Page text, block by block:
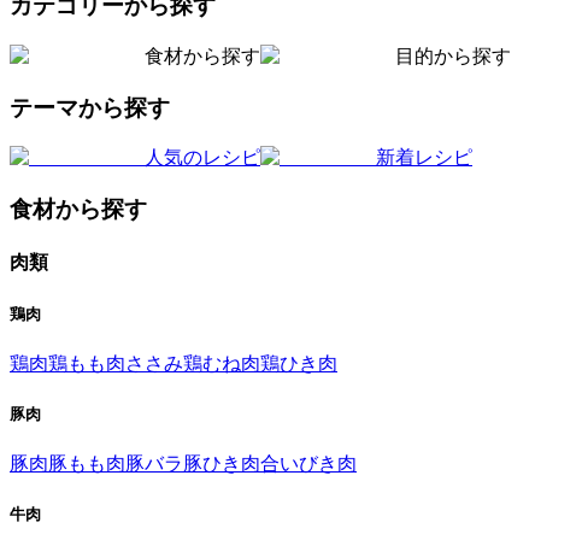
カテゴリーから探す
食材から探す 目的から探す
テーマから探す
人気のレシピ 新着レシピ
食材から探す
肉類
鶏肉
鶏肉鶏もも肉ささみ鶏むね肉鶏ひき肉
豚肉
豚肉豚もも肉豚バラ豚ひき肉合いびき肉
牛肉